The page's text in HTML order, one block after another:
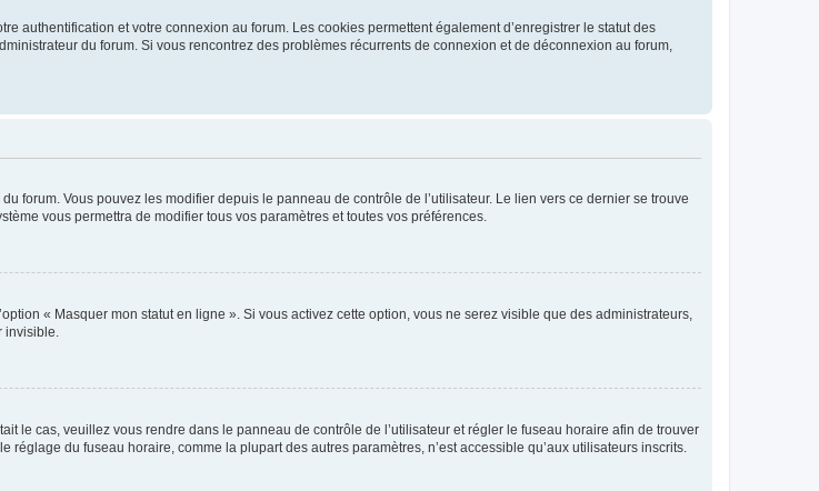
authentification et votre connexion au forum. Les cookies permettent également d’enregistrer le statut des
du forum. Si vous rencontrez des problèmes récurrents de connexion et de déconnexion au forum,
forum. Vous pouvez les modifier depuis le panneau de contrôle de l’utilisateur. Le lien vers ce dernier se trouve
vous permettra de modifier tous vos paramètres et toutes vos préférences.
« Masquer mon statut en ligne ». Si vous activez cette option, vous ne serez visible que des administrateurs,
le cas, veuillez vous rendre dans le panneau de contrôle de l’utilisateur et régler le fuseau horaire afin de trouver
du fuseau horaire, comme la plupart des autres paramètres, n’est accessible qu’aux utilisateurs inscrits.